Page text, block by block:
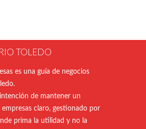
TOLEDO
es una guía de negocios
de mantener un
claro, gestionado por
prima la utilidad y no la